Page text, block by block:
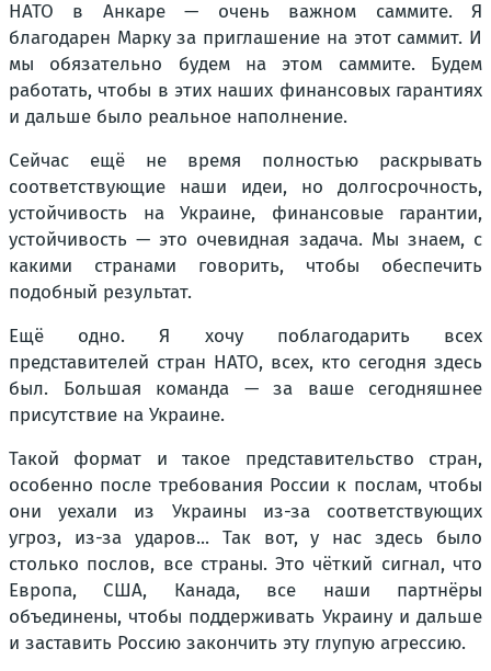
НАТО в Анкаре — очень важном саммите. Я
благодарен Марку за приглашение на этот саммит. И
мы обязательно будем на этом саммите. Будем
работать, чтобы в этих наших финансовых гарантиях
и дальше было реальное наполнение.
Сейчас ещё не время полностью раскрывать
соответствующие наши идеи, но долгосрочность,
устойчивость на Украине, финансовые гарантии,
устойчивость — это очевидная задача. Мы знаем, с
какими странами говорить, чтобы обеспечить
подобный результат.
Ещё одно. Я хочу поблагодарить всех
представителей стран НАТО, всех, кто сегодня здесь
был. Большая команда — за ваше сегодняшнее
присутствие на Украине.
Такой формат и такое представительство стран,
особенно после требования России к послам, чтобы
они уехали из Украины из-за соответствующих
угроз, из-за ударов... Так вот, у нас здесь было
столько послов, все страны. Это чёткий сигнал, что
Европа, США, Канада, все наши партнёры
объединены, чтобы поддерживать Украину и дальше
и заставить Россию закончить эту глупую агрессию.